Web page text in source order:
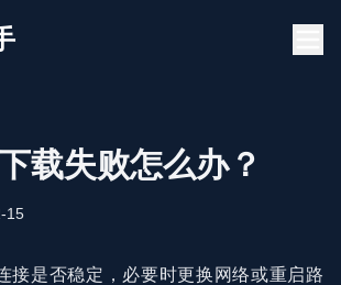
立即下载
载失败怎么办？
15
接是否稳定，必要时更换网络或重启路